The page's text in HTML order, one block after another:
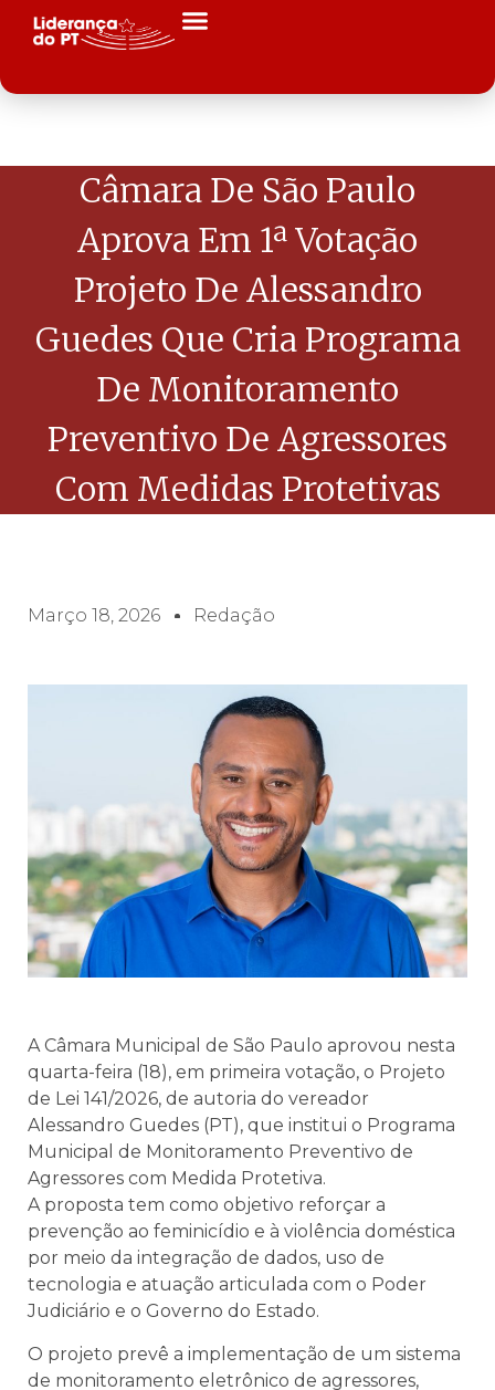
Câmara De São Paulo
Aprova Em 1ª Votação
Projeto De Alessandro
Guedes Que Cria Programa
De Monitoramento
Preventivo De Agressores
Com Medidas Protetivas
Março 18, 2026 Redação
A Câmara Municipal de São Paulo aprovou nesta
quarta-feira (18), em primeira votação, o Projeto
de Lei 141/2026, de autoria do vereador
Alessandro Guedes (PT), que institui o Programa
Municipal de Monitoramento Preventivo de
Agressores com Medida Protetiva.
A proposta tem como objetivo reforçar a
prevenção ao feminicídio e à violência doméstica
por meio da integração de dados, uso de
tecnologia e atuação articulada com o Poder
Judiciário e o Governo do Estado.
O projeto prevê a implementação de um sistema
de monitoramento eletrônico de agressores,